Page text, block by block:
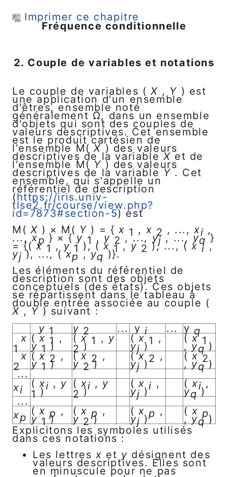
Imprimer ce chapitre
Fréquence conditionnelle
2. Couple de variables et notations
Le couple de variables ( X , Y ) est
une application d'un ensemble
d'êtres, ensemble noté
généralement Ω, dans un ensemble
d'objets qui sont des couples de
valeurs descriptives. Cet ensemble
est le produit cartésien de
l'ensemble M(X ) des valeurs
descriptives de la variable X et de
l'ensemble M(Y ) des valeurs
descriptives de la variable Y . Cet
ensemble, qui s'appelle un
référentiel de description
(https://iris.univ-
tlse2.fr/course/view.php?
id=7873#section-5) est
M( X ) × M( Y ) = { x 1 , x 2 , ..., xi ,
..., xp } × { y 1 , y 2 , ..., yj, ..., yq }
= {( x 1 , y 1 ), ( x 1 , y 2 ), ..., ( x i ,
yj ), ..., (xp ,yq )}.
Les éléments du référentiel de
description sont des objets
conceptuels (des états). Ces objets
se répartissent dans le tableau à
double entrée associée au couple (
X , Y ) suivant :
y 1 y 2 ... y i ... y q
x
1
(x 1 ,
y 1)
( x 1 , y
2)
(x 1 ,
yj )
( x 1
, yq)
x
2
( x 2 ,
y 1)
( x 2 ,
y 2)
(x 2 ,
yj )
(x 2
, yq)
...
xi
( xi , y
1)
( xi , y
2)
( x i ,
yj )
( xi ,
yq)
...
xp
( x p ,
y 1)
( x p ,
y 2)
( x p ,
yj )
( x p
, yq)
Explicitons les symboles utilisés
dans ces notations :
Les lettres x et y désignent des
valeurs descriptives. Elles sont
en minuscule pour ne pas